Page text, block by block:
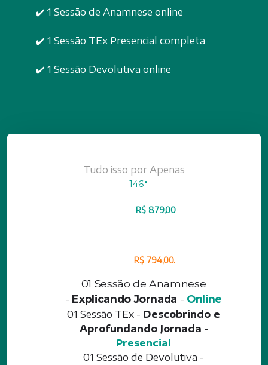
✔️ 1 Sessão de Anamnese online
✔️ 1 Sessão TEx Presencial completa
✔️ 1 Sessão Devolutiva online
Tudo isso por Apenas
146.
R$ 879,00
R$ 794,00.
01 Sessão de Anamnese
- Explicando Jornada - Online
01 Sessão TEx - Descobrindo e
Aprofundando Jornada -
Presencial
01 Sessão de Devolutiva -